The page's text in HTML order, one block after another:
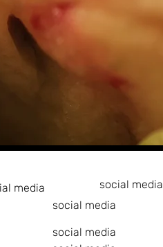
media
social media
social media
social media